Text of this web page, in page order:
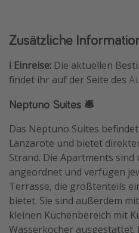
Zusätzliche
ℹ️ Einreise: Die aktuellen
findet ihr auf der Seite des
Neptuno Suites 🛎️
Das Neptuno Suites
Lanzarote und bietet
Strand. Die Apartments
angeordnet und verfügen
Terrasse, die größtenteils
bietet. Sie sind außerdem
kleinen Küchenbereich mit
Wasserkocher